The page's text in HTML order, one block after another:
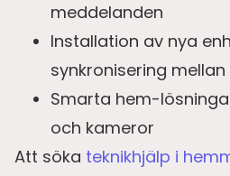
meddelanden
Installation av nya
synkronisering
Smarta hem-
och kameror
Att söka teknikhjälp i